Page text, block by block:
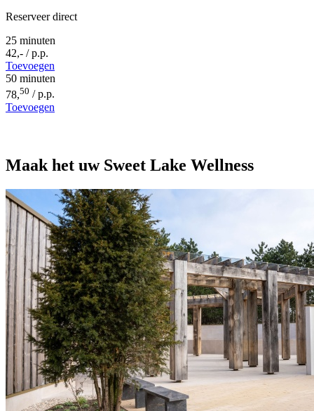
Reserveer direct
25 minuten
42,- / p.p.
Toevoegen
50 minuten
78,50 / p.p.
Toevoegen
Maak het uw Sweet Lake Wellness